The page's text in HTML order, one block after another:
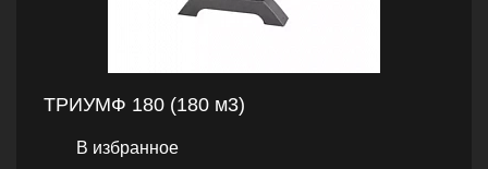
ТРИУМФ 180 (180 м3)
В избранное